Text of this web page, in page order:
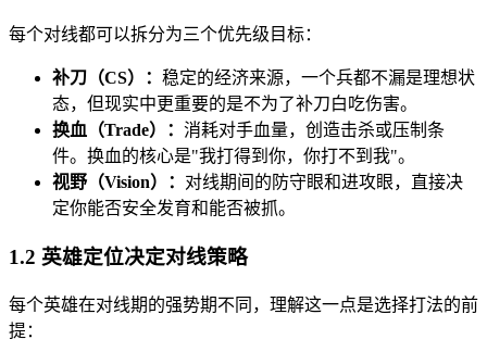
每个对线都可以拆分为三个优先级目标：
补刀（CS）： 稳定的经济来源，一个兵都不漏是理想状
态，但现实中更重要的是不为了补刀白吃伤害。
换血（Trade）： 消耗对手血量，创造击杀或压制条
件。换血的核心是"我打得到你，你打不到我"。
视野（Vision）： 对线期间的防守眼和进攻眼，直接决
定你能否安全发育和能否被抓。
1.2 英雄定位决定对线策略
每个英雄在对线期的强势期不同，理解这一点是选择打法的前
提：